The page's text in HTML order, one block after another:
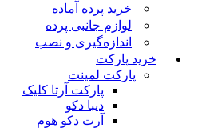
خرید پرده آماده
لوازم جانبی پرده
اندازه‌گیری و نصب
خرید پارکت
پارکت لمینت
پارکت آرتا کلیک
دیبا دکو
آرت دکو هوم